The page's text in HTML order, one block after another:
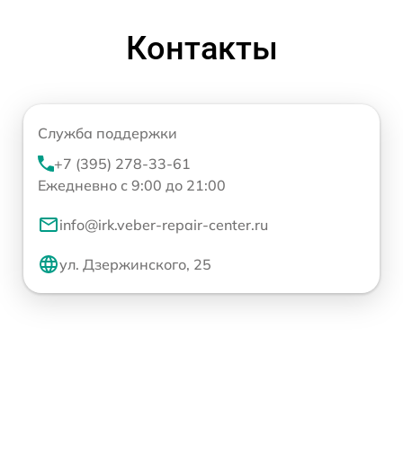
Контакты
Служба поддержки
+7 (395) 278-33-61
Ежедневно с 9:00 до 21:00
info@irk.veber-repair-center.ru
ул. Дзержинского, 25